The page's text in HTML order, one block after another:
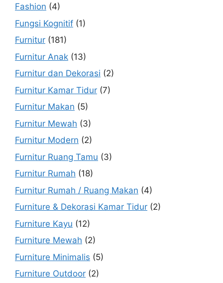
Fashion (4)
Fungsi Kognitif (1)
Furnitur (181)
Furnitur Anak (13)
Furnitur dan Dekorasi (2)
Furnitur Kamar Tidur (7)
Furnitur Makan (5)
Furnitur Mewah (3)
Furnitur Modern (2)
Furnitur Ruang Tamu (3)
Furnitur Rumah (18)
Furnitur Rumah / Ruang Makan (4)
Furniture & Dekorasi Kamar Tidur (2)
Furniture Kayu (12)
Furniture Mewah (2)
Furniture Minimalis (5)
Furniture Outdoor (2)